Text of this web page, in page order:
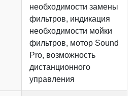
необходимости замены
фильтров, индикация
необходимости мойки
фильтров, мотор Sound
Pro, возможность
дистанционного
управления